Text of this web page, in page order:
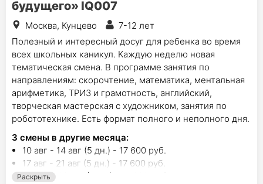
будущего» IQ007
Москва, Кунцево
7-12 лет
Полезный и интересный досуг для ребенка во время
всех школьных каникул. Каждую неделю новая
тематическая смена. В программе занятия по
направлениям: скорочтение, математика, ментальная
арифметика, ТРИЗ и грамотность, английский,
творческая мастерская с художником, занятия по
робототехнике. Есть формат полного и неполного дня.
3 смены в другие месяца:
10 авг - 14 авг (5 дн.) - 17 600 руб.
17 авг - 21 авг (5 дн.) - 17 600 руб.
24 авг - 28 авг (5 дн.) - 17 600 руб.
Раскрыть